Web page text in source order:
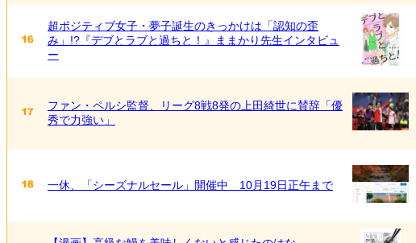
超ポジティブ女子・夢子誕生のきっかけは「認知の歪
み」!?『デブとラブと過ちと！』ままかり先生インタビュ
ー
ファン・ペルシ監督、リーグ8戦8発の上田綺世に賛辞「優
秀で力強い」
一休、「シーズナルセール」開催中 10月19日正午まで